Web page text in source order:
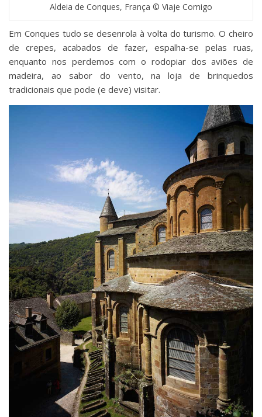
Aldeia de Conques, França © Viaje Comigo
Em Conques tudo se desenrola à volta do turismo. O cheiro
de crepes, acabados de fazer, espalha-se pelas ruas,
enquanto nos perdemos com o rodopiar dos aviões de
madeira, ao sabor do vento, na loja de brinquedos
tradicionais que pode (e deve) visitar.